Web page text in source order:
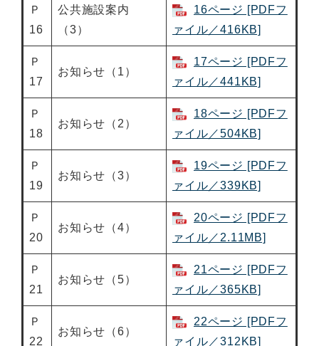
Ｐ
16
公共施設案内
（3）
16ページ [PDFフ
ァイル／416KB]
Ｐ
17
お知らせ（1）
17ページ [PDFフ
ァイル／441KB]
Ｐ
18
お知らせ（2）
18ページ [PDFフ
ァイル／504KB]
Ｐ
19
お知らせ（3）
19ページ [PDFフ
ァイル／339KB]
Ｐ
20
お知らせ（4）
20ページ [PDFフ
ァイル／2.11MB]
Ｐ
21
お知らせ（5）
21ページ [PDFフ
ァイル／365KB]
Ｐ
22
お知らせ（6）
22ページ [PDFフ
ァイル／312KB]